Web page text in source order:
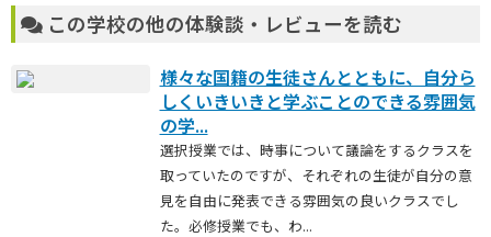
この学校の他の体験談・レビューを読む
様々な国籍の生徒さんとともに、自分ら
しくいきいきと学ぶことのできる雰囲気
の学...
選択授業では、時事について議論をするクラスを
取っていたのですが、それぞれの生徒が自分の意
見を自由に発表できる雰囲気の良いクラスでし
た。必修授業でも、わ...